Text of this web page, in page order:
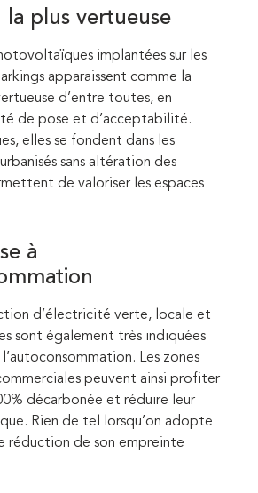
la plus vertueuse
implantées sur les
apparaissent comme la
d’entre toutes, en
de pose et d’acceptabilité.
elles se fondent dans les
sans altération des
de valoriser les espaces
à
d’électricité verte, locale et
sont également très indiquées
Les zones
peuvent ainsi profiter
décarbonée et réduire leur
Rien de tel lorsqu’on adopte
réduction de son empreinte